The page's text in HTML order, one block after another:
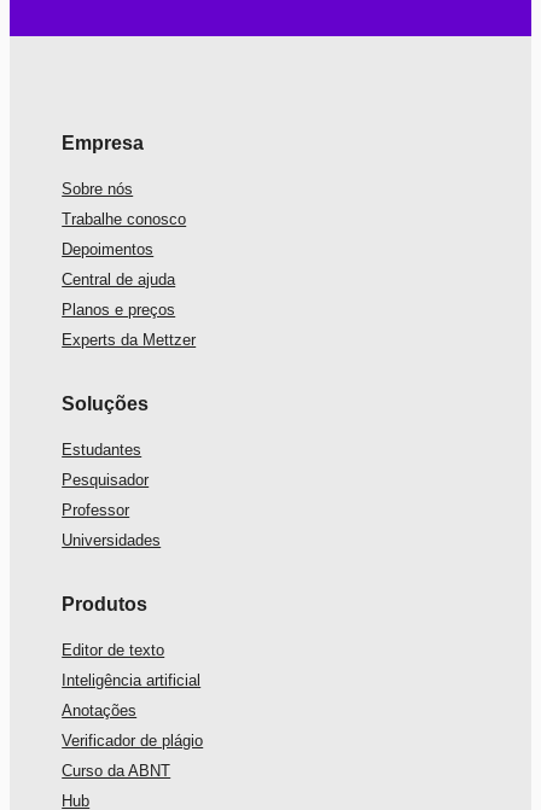
Empresa
Sobre nós
Trabalhe conosco
Depoimentos
Central de ajuda
Planos e preços
Experts da Mettzer
Soluções
Estudantes
Pesquisador
Professor
Universidades
Produtos
Editor de texto
Inteligência artificial
Anotações
Verificador de plágio
Curso da ABNT
Hub